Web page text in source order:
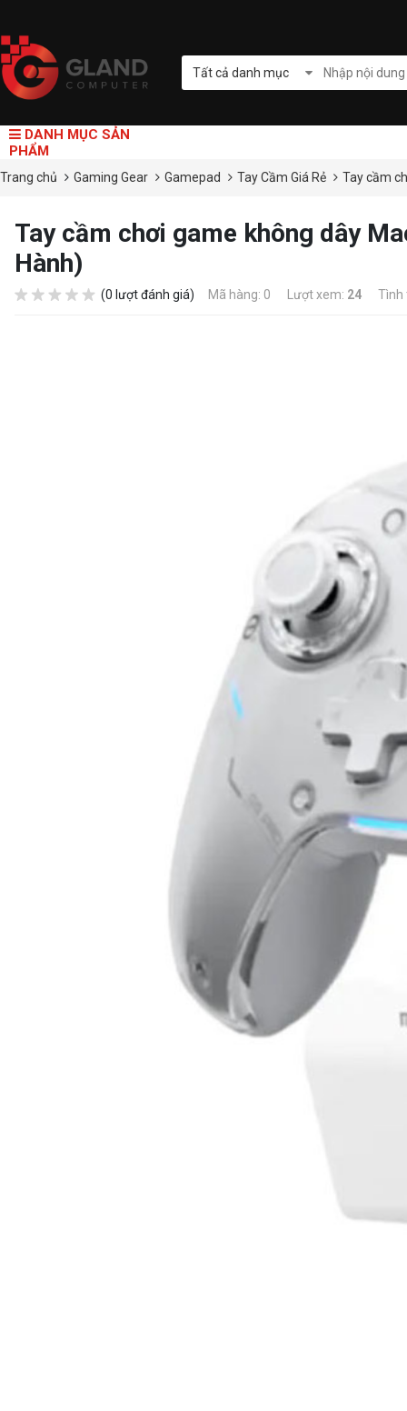
Tất cả danh mục
DANH MỤC SẢN
PHẨM
Trang chủ Gaming Gear Gamepad Tay Cầm Giá Rẻ Tay cầm
Tay cầm chơi game không dây
Hành)
(0 lượt đánh giá) Mã hàng: 0 Lượt xem: 24 Tình